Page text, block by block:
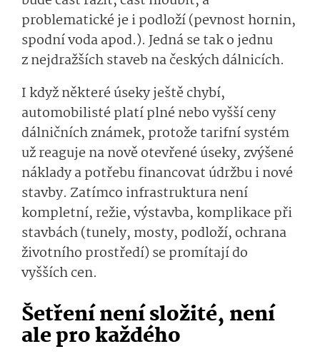
problematické je i podloží (pevnost hornin,
spodní voda apod.). Jedná se tak o jednu
z nejdražších staveb na českých dálnicích.
I když některé úseky ještě chybí,
automobilisté platí plné nebo vyšší ceny
dálničních známek, protože tarifní systém
už reaguje na nově otevřené úseky, zvýšené
náklady a potřebu financovat údržbu i nové
stavby. Zatímco infrastruktura není
kompletní, režie, výstavba, komplikace při
stavbách (tunely, mosty, podloží, ochrana
životního prostředí) se promítají do
vyšších cen.
Šetření není složité, není
ale pro každého